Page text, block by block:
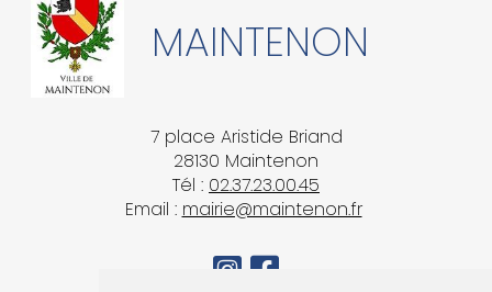
MAINTENON
7 place Aristide Briand
28130 Maintenon
Tél : 02.37.23.00.45
Email : mairie@maintenon.fr